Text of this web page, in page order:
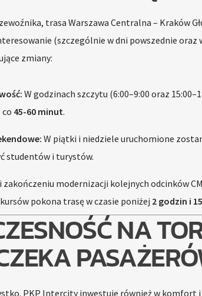
trasa Warszawa Centralna – Kraków
(szczególnie w dni powszednie oraz
zmiany:
W godzinach szczytu (6:00–9:00 oraz
co 45-60 minut.
W piątki i niedziele uruchomione
studentów i turystów.
zakończeniu modernizacji kolejnych odcinków
pokona trasę w czasie poniżej 2 godzin i
NA
PKP Intercity inwestuje również w komfort